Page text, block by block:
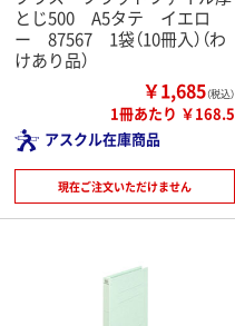
とじ500 A5タテ イエロ
ー 87567 1袋（10冊入）（わ
けあり品）
￥1,685（税込）
1冊あたり ￥168.5
アスクル在庫商品
現在ご注文いただけません